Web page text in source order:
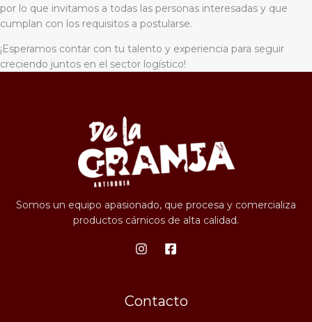
por lo que invitamos a todas las personas interesadas y que
cumplan con los requisitos a postularse.
¡Esperamos contar con tu talento y experiencia para seguir
creciendo juntos en el sector logístico!
Somos un equipo apasionado, que procesa y comercializa
productos cárnicos de alta calidad.
Contacto